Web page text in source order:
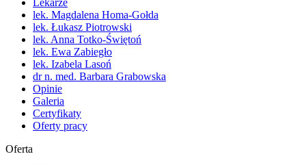
lek. Magdalena Homa-Gołda
lek. Łukasz Piotrowski
lek. Anna Totko-Świętoń
lek. Ewa Zabiegło
lek. Izabela Lasoń
dr n. med. Barbara Grabowska
Opinie
Galeria
Certyfikaty
Oferty pracy
Oferta